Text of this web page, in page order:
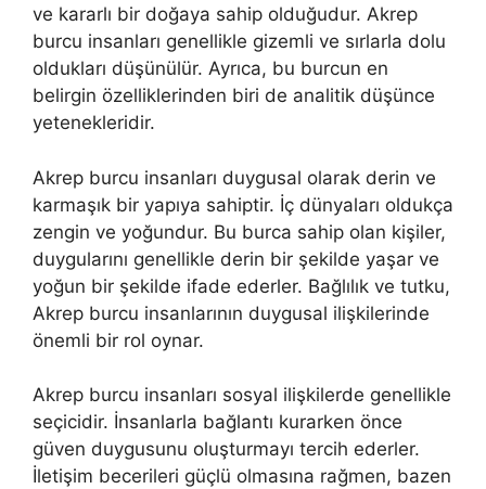
ve kararlı bir doğaya sahip olduğudur. Akrep
burcu insanları genellikle gizemli ve sırlarla dolu
oldukları düşünülür. Ayrıca, bu burcun en
belirgin özelliklerinden biri de analitik düşünce
yetenekleridir.
Akrep burcu insanları duygusal olarak derin ve
karmaşık bir yapıya sahiptir. İç dünyaları oldukça
zengin ve yoğundur. Bu burca sahip olan kişiler,
duygularını genellikle derin bir şekilde yaşar ve
yoğun bir şekilde ifade ederler. Bağlılık ve tutku,
Akrep burcu insanlarının duygusal ilişkilerinde
önemli bir rol oynar.
Akrep burcu insanları sosyal ilişkilerde genellikle
seçicidir. İnsanlarla bağlantı kurarken önce
güven duygusunu oluşturmayı tercih ederler.
İletişim becerileri güçlü olmasına rağmen, bazen